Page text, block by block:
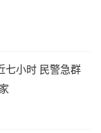
七小时 民警急群